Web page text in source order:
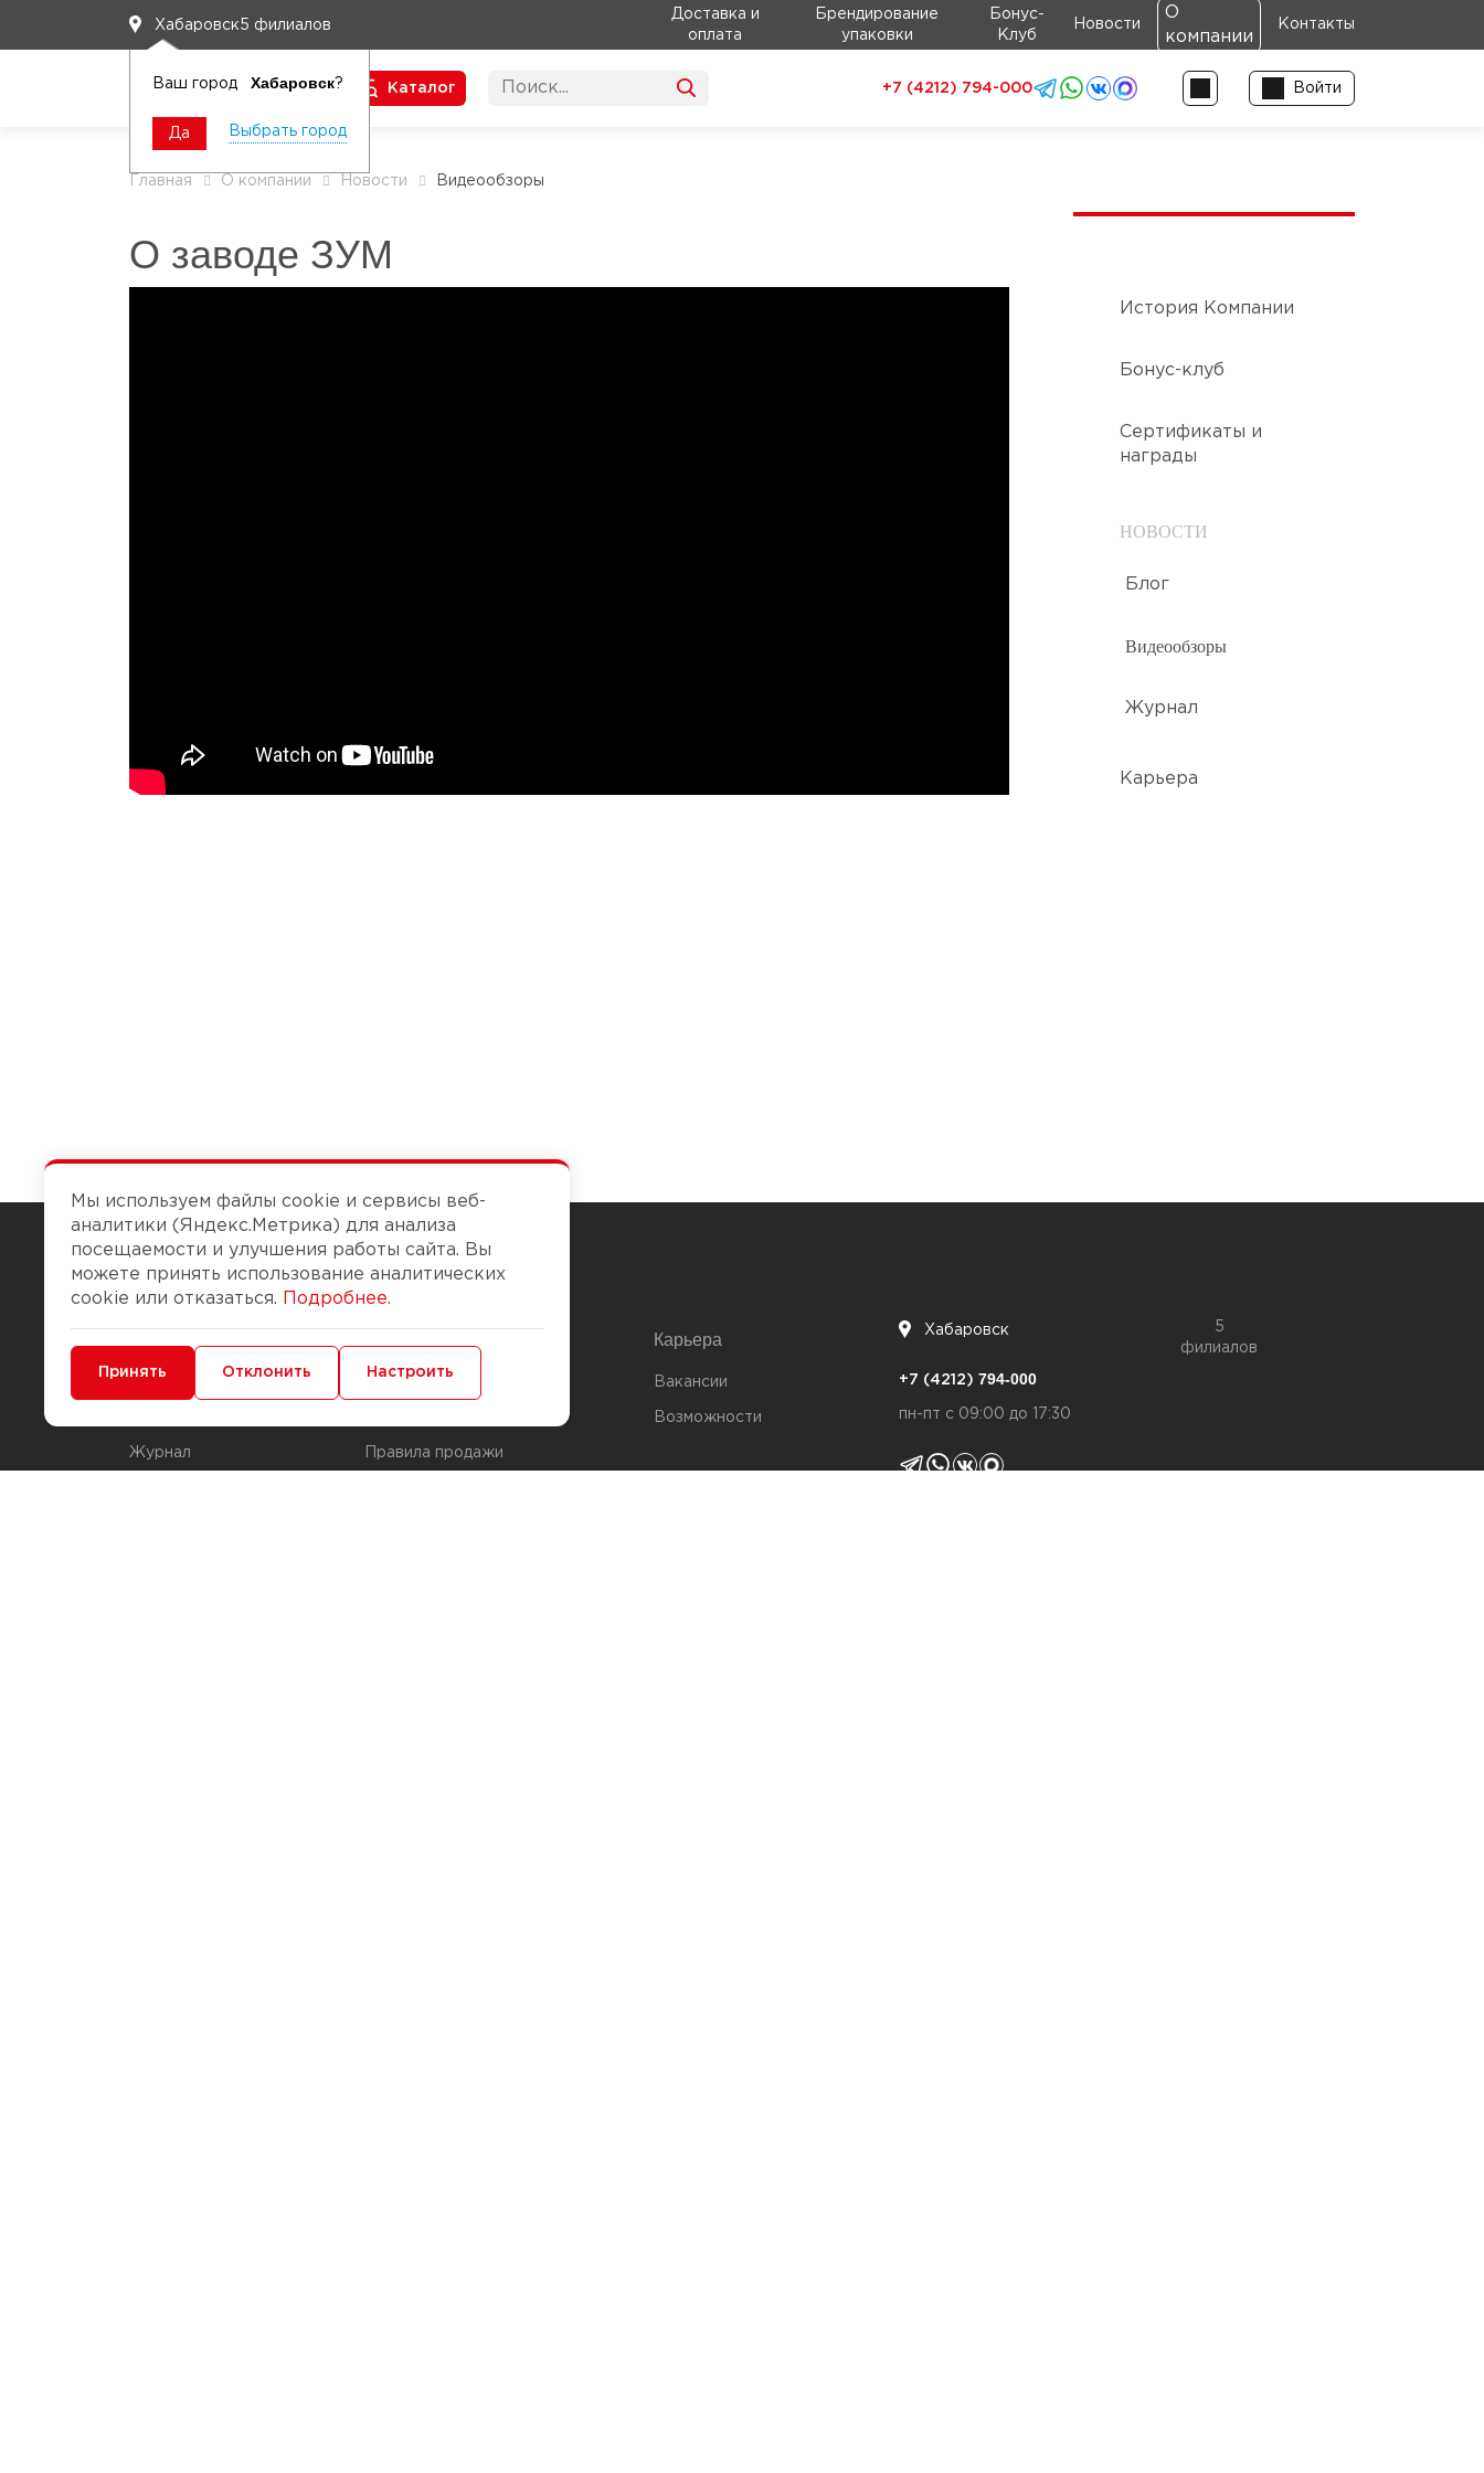
Хабаровск5 филиалов
Ваш город Хабаровск?
Да Выбрать город
Доставка и
оплата
Брендирование
упаковки
Бонус-
Клуб
Новости
О
компании
Контакты
Каталог +7 (4212) 794-000 Войти
Главная О компании Новости Видеообзоры
О заводе ЗУМ
История Компании
Бонус-клуб
Сертификаты и
награды
НОВОСТИ
Блог
Видеообзоры
Журнал
Карьера
Чтобы вам легко работалось
Журнал
Доставка и оплата
Правила продажи
Карьера
Вакансии
Возможности
Хабаровск
5
филиалов
+7 (4212) 794-000
пн-пт с 09:00 до 17:30
Мы используем файлы cookie и сервисы веб-
аналитики (Яндекс.Метрика) для анализа
посещаемости и улучшения работы сайта. Вы
можете принять использование аналитических
cookie или отказаться.
Подробнее.
Минимальные Функциональные/Аналитические
Принять Отклонить Настроить